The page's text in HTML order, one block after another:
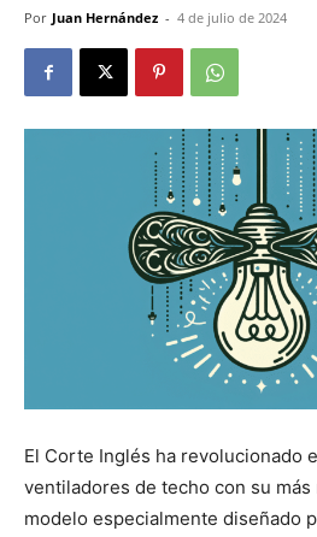
Por Juan Hernández - 4 de julio de 2024
El Corte Inglés ha revolucionado
ventiladores de techo con su
modelo especialmente diseñado